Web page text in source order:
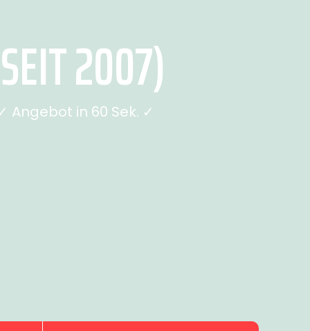
2007)
Angebot in 60 Sek. ✓